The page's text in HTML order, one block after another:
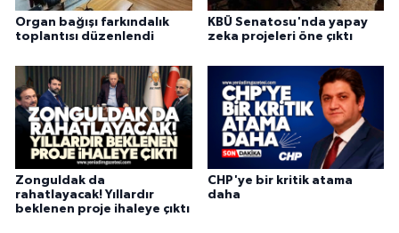
Organ bağışı farkındalık
toplantısı düzenlendi
KBÜ Senatosu'nda yapay
zeka projeleri öne çıktı
Zonguldak da
rahatlayacak! Yıllardır
beklenen proje ihaleye çıktı
CHP'ye bir kritik atama
daha